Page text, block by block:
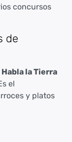
concursos
de
Habla la Tierra
el
y platos